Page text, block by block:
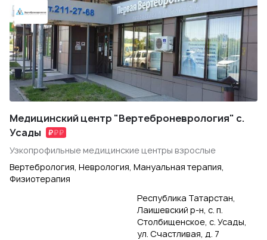
Медицинский центр "Вертеброневрология" с.
Усады
Узкопрофильные медицинские центры взрослые
Вертебрология, Неврология, Мануальная терапия,
Физиотерапия
Республика Татарстан,
Лаишевский р-н, с. п.
Столбищенское, с. Усады,
ул. Счастливая, д. 7